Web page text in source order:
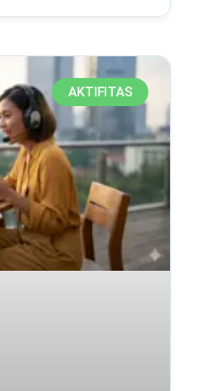
AKTIFITAS